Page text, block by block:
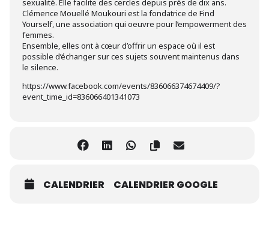
sexualité. Elle facilite des cercles depuis près de dix ans.
Clémence Mouellé Moukouri est la fondatrice de Find
Yourself, une association qui oeuvre pour l’empowerment des
femmes.
Ensemble, elles ont à cœur d’offrir un espace où il est
possible d’échanger sur ces sujets souvent maintenus dans
le silence.
https://www.facebook.com/events/836066374674409/?
event_time_id=836066401341073
CALENDRIER CALENDRIER GOOGLE